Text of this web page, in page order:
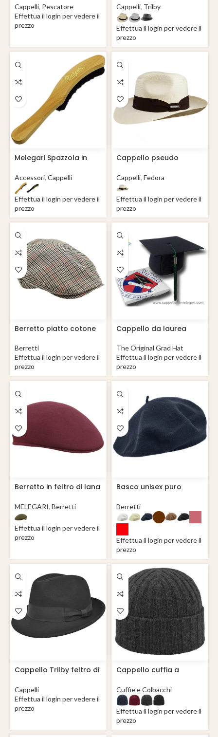
Polar
Cappelli, Pescatore
Effettua il login per vedere il
prezzo
Cappelli, Trilby
Effettua il login per vedere il
prezzo
Melegari Spazzola in
Accessori, Cappelli
Effettua il login per vedere il
prezzo
Cappello pseudo
Cappelli, Fedora
Effettua il login per vedere il
prezzo
Berretto piatto cotone
Berretti
Effettua il login per vedere il
prezzo
Cappello da laurea
Original Grad Hat
The Original Grad Hat
Effettua il login per vedere il
prezzo
Berretto in feltro di lana
MELEGARI, Berretti
Effettua il login per vedere il
prezzo
Basco unisex puro
Berretti
Effettua il login per vedere il
prezzo
Cappello Trilby feltro di
Cappelli
Effettua il login per vedere il
prezzo
Cappello cuffia a
Cuffie e Colbacchi
Effettua il login per vedere il
prezzo